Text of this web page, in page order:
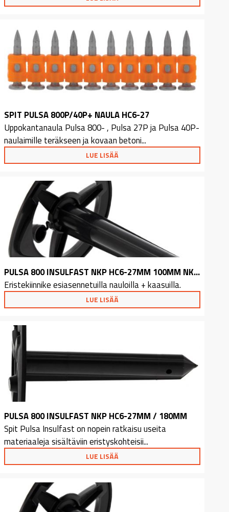
SPIT PULSA 800P/40P+ NAULA HC6-27
Uppokantanaula Pulsa 800- , Pulsa 27P ja Pulsa 40P-
naulaimille teräkseen ja kovaan betoni...
LUE LISÄÄ
PULSA 800 INSULFAST NKP HC6-27MM 100MM NKP 500
Eristekiinnike esiasennetuilla nauloilla + kaasuilla.
LUE LISÄÄ
PULSA 800 INSULFAST NKP HC6-27MM / 180MM
Spit Pulsa Insulfast on nopein ratkaisu useita
materiaaleja sisältäviin eristyskohteisii...
LUE LISÄÄ